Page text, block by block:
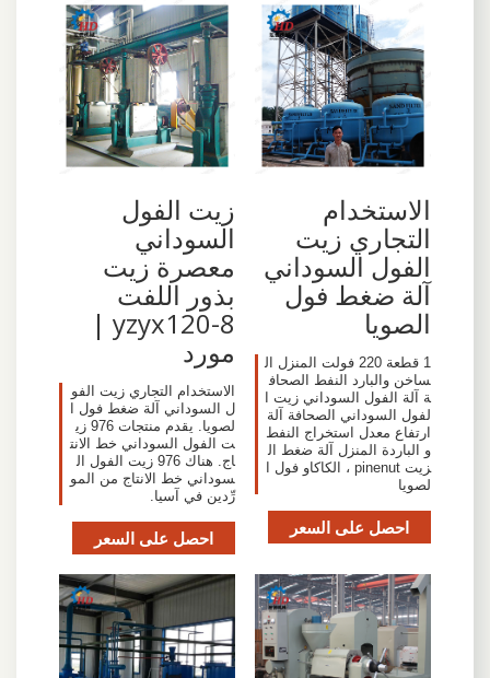
الاستخدام
التجاري زيت
الفول السوداني
آلة ضغط فول
الصويا
1 قطعة 220 فولت المنزل ال
ساخن والبارد النفط الصحاف
ة آلة الفول السوداني زيت ا
لفول السوداني الصحافة آلة
ارتفاع معدل استخراج النفط
و الباردة المنزل آلة ضغط ال
زيت pinenut ، الكاكاو فول ا
لصويا
احصل على السعر
زيت الفول
السوداني
معصرة زيت
بذور اللفت
yzyx120-8 |
مورد
الاستخدام التجاري زيت الفو
ل السوداني آلة ضغط فول ا
لصويا. يقدم منتجات 976 زي
ت الفول السوداني خط الانت
اج. هناك 976 زيت الفول ال
سوداني خط الانتاج من المو
رِّدين في آسيا.
احصل على السعر